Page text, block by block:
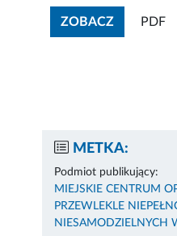
ZOBACZZOBACZ
PDF
METKA:
Podmiot publikujący:
MIEJSKIE CENTRUM
PRZEWLEKLE
NIESAMODZIELNYCH